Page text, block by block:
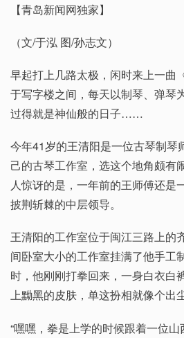
【青岛新闻网独家】
（文/于泓 图/孙志文）
早起打上几路太极，闲时来上一曲
于写字楼之间，每天以制琴、弹琴
过得就是神仙般的日子……
今年41岁的王清阳是一位古琴制琴
己的古琴工作室，选这个地角颇有
人惊讶的是，一年前的王师傅还是
披荆斩棘的中层领导。
王清阳的工作室位于闽江三路上的
间卧室大小的工作室挂满了他手工
时，他刚刚打拳回来，一身白衣白
上黝黑的皮肤，单这扮相就像个出
“嘿嘿，拳是上学的时候跟着一位